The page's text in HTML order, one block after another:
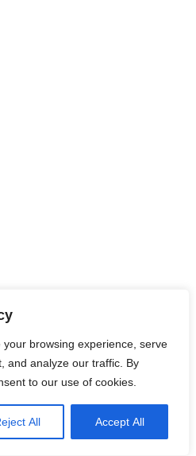
browsing experience, serve
and analyze our traffic. By
to our use of cookies.
All Accept All